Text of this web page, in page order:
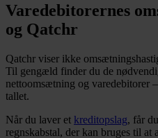
Varedebitorernes
og Qatchr
Qatchr viser ikke
Til gengæld finder du de
nettoomsætning og varedebitorer
tallet.
Når du laver et kreditopslag, får
regnskabstal, der kan bruges til at